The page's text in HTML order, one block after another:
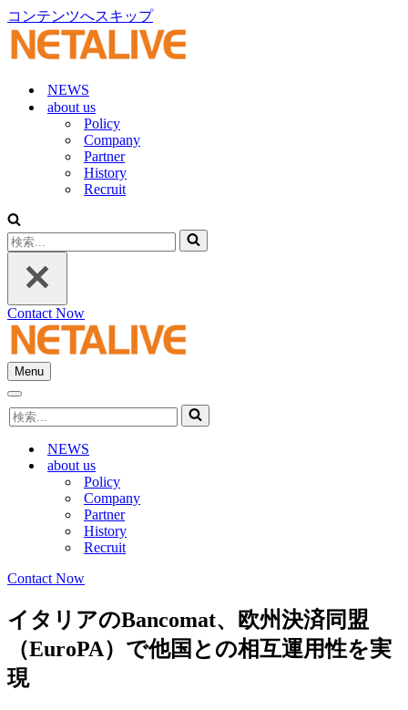
コンテンツへスキップ
NEWS
about us
Policy
Company
Partner
History
Recruit
検
索...
Contact Now
Menu
ナ
ゲ
シ
ョ
ナ
ビ
検
索...
NEWS
about us
Policy
Company
Partner
History
Recruit
Contact Now
イタリアのBancomat、欧州決済同盟
（EuroPA）で他国との相互運用性を実
現